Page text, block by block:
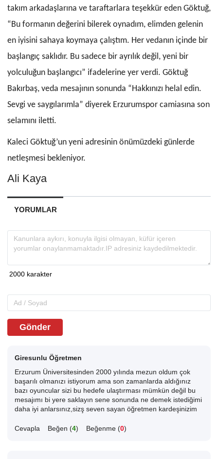
takım arkadaşlarına ve taraftarlara teşekkür eden Göktuğ,
“Bu formanın değerini bilerek oynadım, elimden gelenin
en iyisini sahaya koymaya çalıştım. Her vedanın içinde bir
başlangıç saklıdır. Bu sadece bir ayrılık değil, yeni bir
yolculuğun başlangıcı” ifadelerine yer verdi. Göktuğ
Bakırbaş, veda mesajının sonunda “Hakkınızı helal edin.
Sevgi ve saygılarımla” diyerek Erzurumspor camiasına son
selamını iletti.
Kaleci Göktuğ’un yeni adresinin önümüzdeki günlerde
netleşmesi bekleniyor.
Ali Kaya
YORUMLAR
Gönder
Giresunlu Öğretmen
Erzurum Üniversitesinden 2000 yılında mezun oldum çok
başarılı olmanızı istiyorum ama son zamanlarda aldığınız
bazı oyuncular sizi bu hedefe ulaştırması mümkün değil bu
mesajımı bi yere saklayın sene sonunda ne demek istediğimi
daha iyi anlarsınız,sizş seven sayan öğretmen kardeşinizim
Cevapla Beğen (4) Beğenme (0)